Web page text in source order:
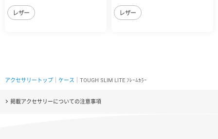
レザー レザー
アクセサリートップ ケース ｜TOUGH SLIM LITE ﾌﾚｰﾑｶﾗｰ
掲載アクセサリーについての注意事項